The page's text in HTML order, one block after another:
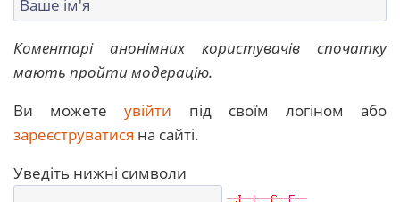
Коментарі анонімних користувачів спочатку
мають пройти модерацію.
Ви можетеувійти під своїм логіном або
зареєструватися на сайті.
Уведіть нижні символи